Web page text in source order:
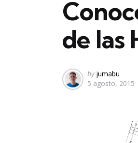
de las
Posted
by
by jumabu
5 agosto, 2015